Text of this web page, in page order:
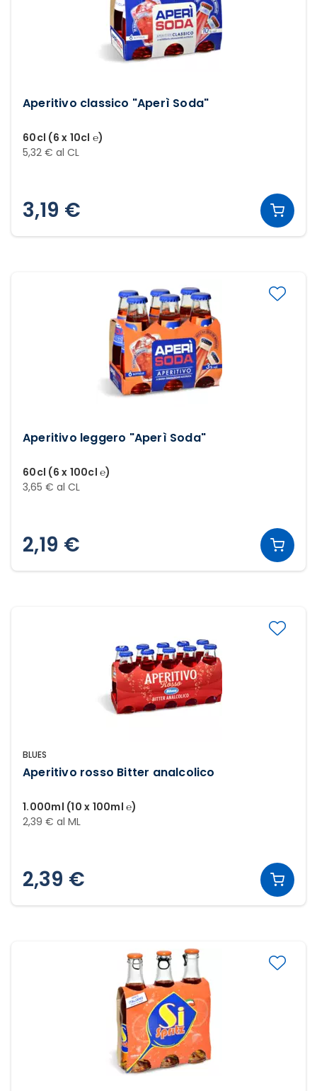
Aperitivo classico "Aperì Soda"
60cl (6 x 10cl ℮)
5,32 € al CL
3,19 €
Aperitivo leggero "Aperì Soda"
60cl (6 x 100cl ℮)
3,65 € al CL
2,19 €
BLUES
Aperitivo rosso Bitter analcolico
1.000ml (10 x 100ml ℮)
2,39 € al ML
2,39 €